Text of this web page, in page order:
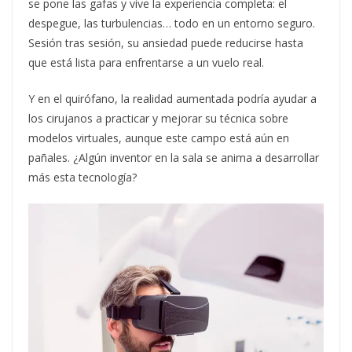
se pone las gafas y vive la experiencia completa: el
despegue, las turbulencias… todo en un entorno seguro.
Sesión tras sesión, su ansiedad puede reducirse hasta
que está lista para enfrentarse a un vuelo real.
Y en el quirófano, la realidad aumentada podría ayudar a
los cirujanos a practicar y mejorar su técnica sobre
modelos virtuales, aunque este campo está aún en
pañales. ¿Algún inventor en la sala se anima a desarrollar
más esta tecnología?